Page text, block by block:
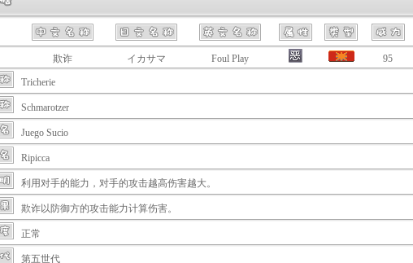
欺诈 イカサマ Foul Play 95
Tricherie
Schmarotzer
Juego Sucio
Ripicca
利用对手的能力，对手的攻击越高伤害越大。
欺诈以防御方的攻击能力计算伤害。
正常
第五世代